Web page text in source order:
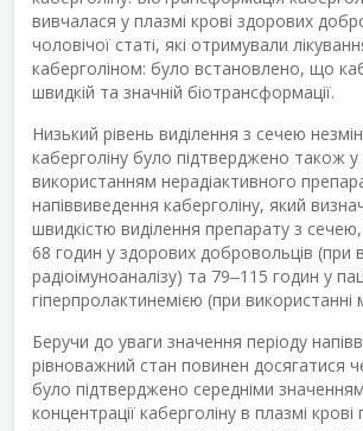
вивчалася у плазмі крові здорових
чоловічої статі, які отримували
каберголіном: було встановлено, що
швидкій та значній біотрансформації.
Низький рівень виділення з сечею
каберголіну було підтверджено також у
використанням нерадіактивного
напіввиведення каберголіну, який
швидкістю виділення препарату з
68 годин у здорових добровольців (при
радіоімуноаналізу) та 79‒115 годин у
гіперпролактинемією (при
Беручи до уваги значення періоду
рівноважний стан повинен досягатися
було підтверджено середніми
концентрації каберголіну в плазмі крові